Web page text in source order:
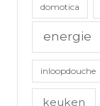
domotica
energie
inloopdouche
keuken